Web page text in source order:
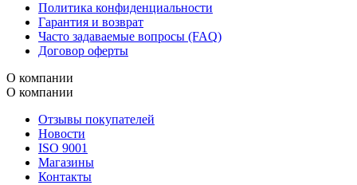
Политика конфиденциальности
Гарантия и возврат
Часто задаваемые вопросы (FAQ)
Договор оферты
О компании
О компании
Отзывы покупателей
Новости
ISO 9001
Магазины
Контакты